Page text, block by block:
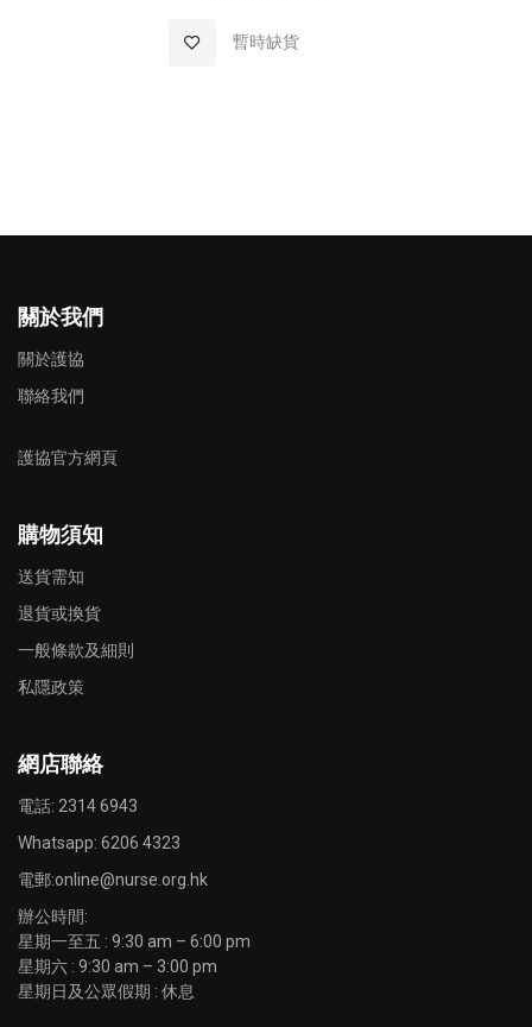
暫時缺貨
加入至願望清單
關於我們
關於護協
聯絡我們
護協官方網頁
購物須知
送貨需知
退貨或換貨
一般條款及細則
私隱政策
網店聯絡
電話: 2314 6943
Whatsapp: 6206 4323
電郵:online@nurse.org.hk
辦公時間:
星期一至五 : 9:30 am – 6:00 pm
星期六 : 9:30 am – 3:00 pm
星期日及公眾假期 : 休息